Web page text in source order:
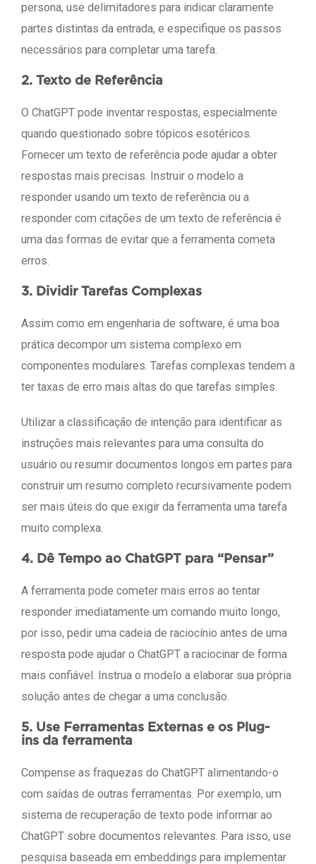
persona, use delimitadores para indicar claramente
partes distintas da entrada, e especifique os passos
necessários para completar uma tarefa.
2. Texto de Referência
O ChatGPT pode inventar respostas, especialmente
quando questionado sobre tópicos esotéricos.
Fornecer um texto de referência pode ajudar a obter
respostas mais precisas. Instruir o modelo a
responder usando um texto de referência ou a
responder com citações de um texto de referência é
uma das formas de evitar que a ferramenta cometa
erros.
3. Dividir Tarefas Complexas
Assim como em engenharia de software, é uma boa
prática decompor um sistema complexo em
componentes modulares. Tarefas complexas tendem a
ter taxas de erro mais altas do que tarefas simples.
Utilizar a classificação de intenção para identificar as
instruções mais relevantes para uma consulta do
usuário ou resumir documentos longos em partes para
construir um resumo completo recursivamente podem
ser mais úteis do que exigir da ferramenta uma tarefa
muito complexa.
4. Dê Tempo ao ChatGPT para “Pensar”
A ferramenta pode cometer mais erros ao tentar
responder imediatamente um comando muito longo,
por isso, pedir uma cadeia de raciocínio antes de uma
resposta pode ajudar o ChatGPT a raciocinar de forma
mais confiável. Instrua o modelo a elaborar sua própria
solução antes de chegar a uma conclusão.
5. Use Ferramentas Externas e os Plug-
ins da ferramenta
Compense as fraquezas do ChatGPT alimentando-o
com saídas de outras ferramentas. Por exemplo, um
sistema de recuperação de texto pode informar ao
ChatGPT sobre documentos relevantes. Para isso, use
pesquisa baseada em embeddings para implementar